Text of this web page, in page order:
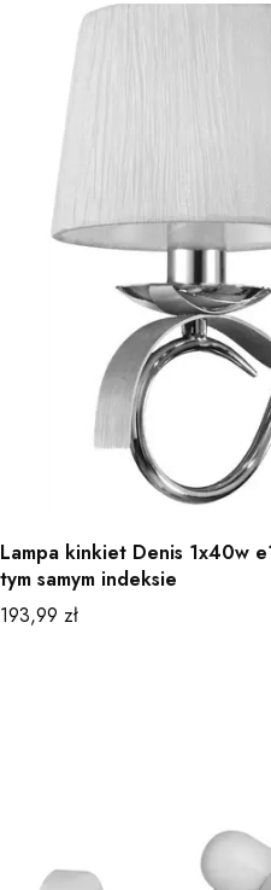
Lampa kinkiet Denis 1x40w
tym samym indeksie
Cena
193,99 zł